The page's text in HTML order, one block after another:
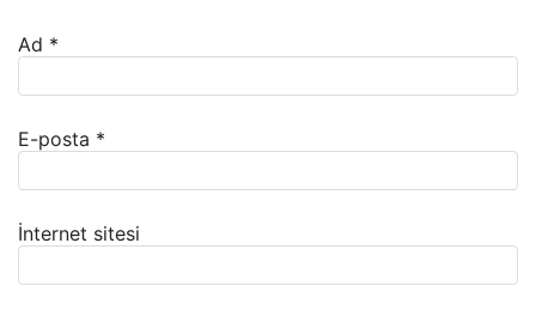
Ad *
E-posta *
İnternet sitesi